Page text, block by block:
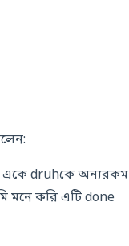
একে druhকে অন্যরকম
মনে করি এটি done